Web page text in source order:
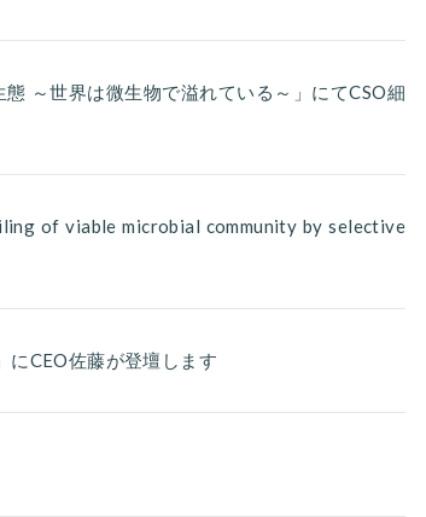
～世界は微生物で溢れている～」にてCSO細
of viable microbial community by selective
CEO佐藤が登壇します